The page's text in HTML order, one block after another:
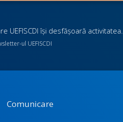
UEFISCDI îşi desfăşoară activitatea.
ul UEFISCDI
Comunicare